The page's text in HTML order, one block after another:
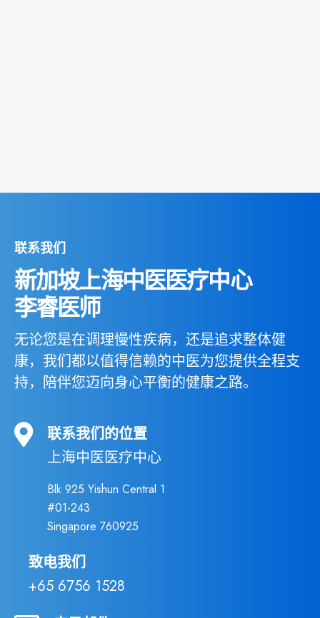
联系我们
新加坡上海中医医疗中心
李睿医师
无论您是在调理慢性疾病，还是追求整体健
康，我们都以值得信赖的中医为您提供全程支
持，陪伴您迈向身心平衡的健康之路。
联系我们的位置
上海中医医疗中心
Blk 925 Yishun Central 1
#01-243
Singapore 760925
致电我们
+65 6756 1528